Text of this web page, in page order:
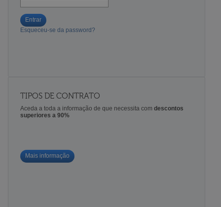
Entrar
Esqueceu-se da password?
TIPOS DE CONTRATO
Aceda a toda a informação de que necessita com descontos
superiores a 90%
Mais informação